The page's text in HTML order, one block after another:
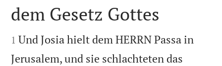

dem Gesetz Gottes

1 Und Josia hielt dem HERRN Passa in
Jerusalem, und sie schlachteten das